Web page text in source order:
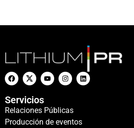
Servicios
Relaciones Públicas
Producción de eventos